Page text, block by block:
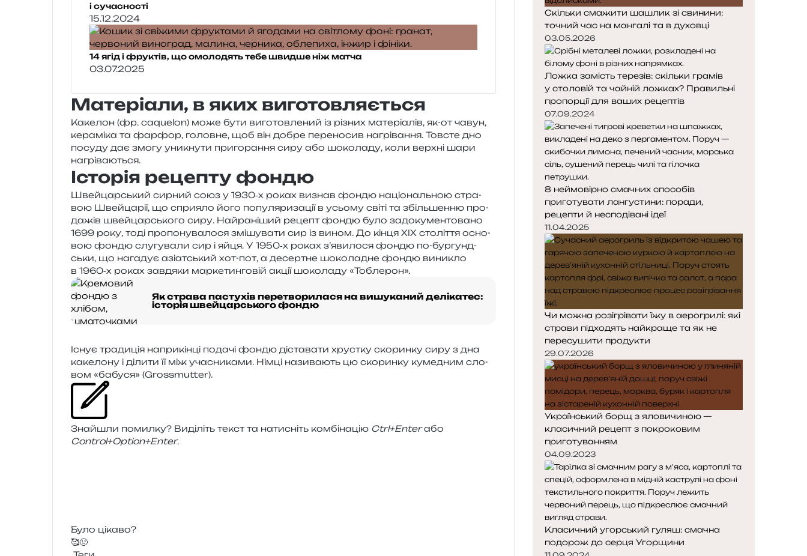
і сучасності
15.12.2024
14 ягід і фруктів, що омолодять тебе швидше ніж матча
03.07.2025
Матеріали, в яких виготовляється
Какелон (фр. caquelon) може бути виго­тов­ле­ний із різних мате­рі­а­лів, як-от чавун,
кера­мі­ка та фар­фор, голов­не, щоб він добре пере­но­сив нагрі­ва­н­ня. Товсте дно
посу­ду дає змогу уни­кну­ти при­го­ра­н­ня сиру або шоко­ла­ду, коли верх­ні шари
нагріваються.
Історія рецепту фондю
Швейцарський сир­ний союз у 1930‑х роках визнав фондю націо­наль­ною стра­
вою Швейцарії, що спри­я­ло його попу­ля­ри­за­ції в усьо­му світі та збіль­шен­ню про­
да­жів швей­цар­сько­го сиру. Найраніший рецепт фондю було задо­ку­мен­то­ва­но
1699 року, тоді про­по­ну­ва­ло­ся змі­шу­ва­ти сир із вином. До кінця XIX сто­лі­т­тя осно­
вою фондю слу­гу­ва­ли сир і яйця. У 1950‑х роках з’я­ви­ло­ся фондю по-бур­гунд­
ськи, що нага­дує азі­ат­ський хот-пот, а десер­тне шоко­ла­дне фондю вини­кло
в 1960‑х роках зав­дя­ки мар­ке­тин­го­вій акції шоко­ла­ду «Тоблерон».
Як страва пастухів перетворилася на вишуканий делікатес:
історія швейцарського фондю
Існує тра­ди­ція напри­кін­ці пода­чі фондю діста­ва­ти хрус­тку ско­рин­ку сиру з дна
каке­ло­ну і діли­ти її між уча­сни­ка­ми. Німці нази­ва­ють цю ско­рин­ку куме­дним сло­
вом «бабу­ся» (Grossmutter).
Знайшли помил­ку? Виділіть текст та нати­сніть ком­бі­на­цію Ctrl+Enterабо
Control+Option+Enter.
Було цікаво?
🥰🤢
Скільки смажити шашлик зі свинини:
точний час на мангалі та в духовці
03.05.2026
Ложка замість терезів: скільки грамів
у столовій та чайній ложках? Правильні
пропорції для ваших рецептів
07.09.2024
8 неймовірно смачних способів
приготувати лангустини: поради,
рецепти й несподівані ідеї
11.04.2025
Чи можна розігрівати їжу в аерогрилі: які
страви підходять найкраще та як не
пересушити продукти
29.07.2026
Український борщ з яловичиною —
класичний рецепт з покроковим
приготуванням
04.09.2023
Класичний угорський гуляш: смачна
подорож до серця Угорщини